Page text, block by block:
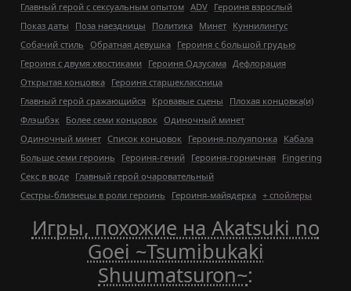
Главный герой с сексуальным опытом ADV Героиня взрослый
Показ даты
Поза наездницы Политика Минет Куннилингус
Собачий стиль Обратная девушка Героиня с большой грудью
Героиня с двумя хвостиками Героиня Одзусама Дефлорация
Открытая концовка Героиня старшеклассница
Главный герой сражающийся Кровавые сцены
Плохая концовка(и)
Флэшбэк Более семи концовок Одиночный минет
Одиночный минет Список концовок Героиня-полуяпонка Кабала
Больше семи героинь
Героиня-гений Героиня-горничная Fingering
Секс в воде Главный герой очаровательный
Сестры-близнецы в роли героинь
Героиня-майядерка + спойлеры
Игры, похожие на Akatsuki no
Goei ~Tsumibukaki
Shuumatsuron~: